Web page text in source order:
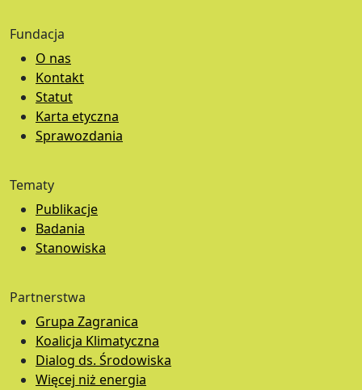
Fundacja
O nas
Kontakt
Statut
Karta etyczna
Sprawozdania
Tematy
Publikacje
Badania
Stanowiska
Partnerstwa
Grupa Zagranica
Koalicja Klimatyczna
Dialog ds. Środowiska
Więcej niż energia